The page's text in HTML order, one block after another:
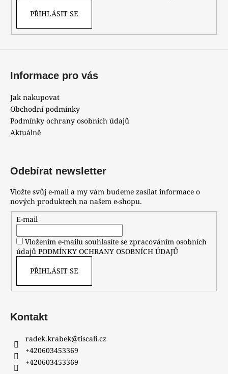
PŘIHLÁSIT SE
Informace pro vás
Jak nakupovat
Obchodní podmínky
Podmínky ochrany osobních údajů
Aktuálně
Odebírat newsletter
Vložte svůj e-mail a my vám budeme zasílat informace o
nových produktech na našem e-shopu.
E-mail
Vložením e-mailu souhlasíte se zpracováním osobních
údajů PODMÍNKY OCHRANY OSOBNÍCH ÚDAJŮ
PŘIHLÁSIT SE
Kontakt
radek.krabek@tiscali.cz
+420603453369
+420603453369